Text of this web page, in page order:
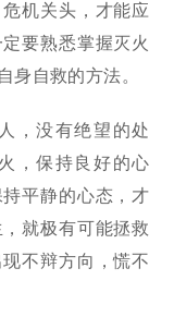
机关头，才能应
要熟悉掌握灭火
身自救的方法。
，没有绝望的处
，保持良好的心
平静的心态，才
就极有可能拯救
不辩方向，慌不